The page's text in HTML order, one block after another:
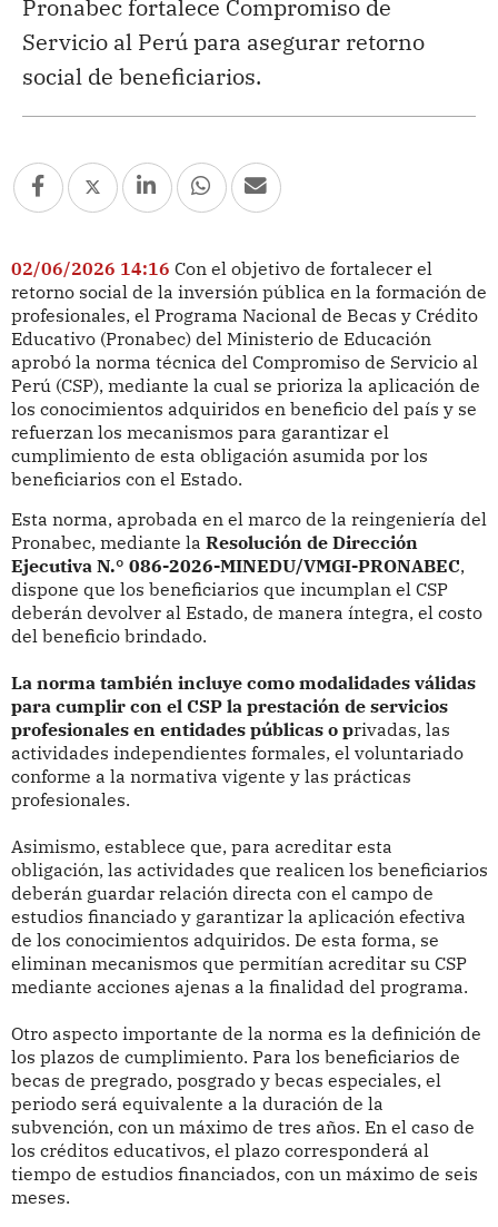
Pronabec fortalece Compromiso de
Servicio al Perú para asegurar retorno
social de beneficiarios.
02/06/2026 14:16 Con el objetivo de fortalecer el
retorno social de la inversión pública en la formación de
profesionales, el Programa Nacional de Becas y Crédito
Educativo (Pronabec) del Ministerio de Educación
aprobó la norma técnica del Compromiso de Servicio al
Perú (CSP), mediante la cual se prioriza la aplicación de
los conocimientos adquiridos en beneficio del país y se
refuerzan los mecanismos para garantizar el
cumplimiento de esta obligación asumida por los
beneficiarios con el Estado.
Esta norma, aprobada en el marco de la reingeniería del
Pronabec, mediante la Resolución de Dirección
Ejecutiva N.° 086-2026-MINEDU/VMGI-PRONABEC,
dispone que los beneficiarios que incumplan el CSP
deberán devolver al Estado, de manera íntegra, el costo
del beneficio brindado.
La norma también incluye como modalidades válidas
para cumplir con el CSP la prestación de servicios
profesionales en entidades públicas o privadas, las
actividades independientes formales, el voluntariado
conforme a la normativa vigente y las prácticas
profesionales.
Asimismo, establece que, para acreditar esta
obligación, las actividades que realicen los beneficiarios
deberán guardar relación directa con el campo de
estudios financiado y garantizar la aplicación efectiva
de los conocimientos adquiridos. De esta forma, se
eliminan mecanismos que permitían acreditar su CSP
mediante acciones ajenas a la finalidad del programa.
Otro aspecto importante de la norma es la definición de
los plazos de cumplimiento. Para los beneficiarios de
becas de pregrado, posgrado y becas especiales, el
periodo será equivalente a la duración de la
subvención, con un máximo de tres años. En el caso de
los créditos educativos, el plazo corresponderá al
tiempo de estudios financiados, con un máximo de seis
meses.